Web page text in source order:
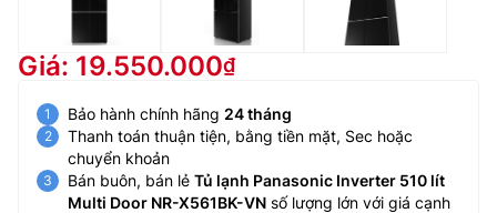
Giá: 19.550.000
Bảo hành chính hãng 24 tháng
Thanh toán thuận tiện, bằng tiền mặt, Sec hoặc
chuyển khoản
Bán buôn, bán lẻ Tủ lạnh Panasonic Inverter 510 lít
Multi Door NR-X561BK-VN số lượng lớn với giá cạnh